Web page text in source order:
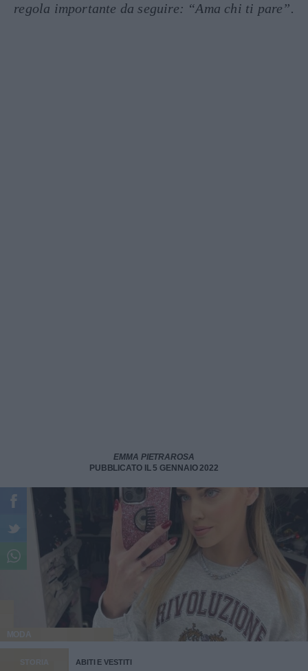
regola importante da seguire: “Ama chi ti pare”.
EMMA PIETRAROSA
PUBBLICATO IL 5 GENNAIO 2022
MODA
STORIA ABITI E VESTITI